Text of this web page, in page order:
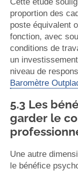
proportion des
poste équivalent
fonction, avec
conditions de
un
niveau de
Baromètre
5.3 Les
garder le
Une autre
le bénéfice